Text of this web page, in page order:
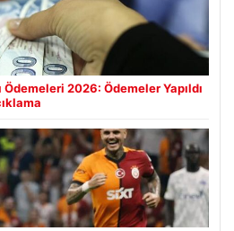
Ödemeleri 2026: Ödemeler Yapıldı